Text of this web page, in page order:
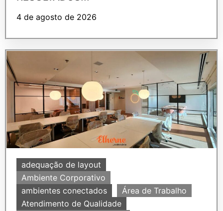
4 de agosto de 2026
adequação de layout
Ambiente Corporativo
ambientes conectados
Área de Trabalho
Atendimento de Qualidade